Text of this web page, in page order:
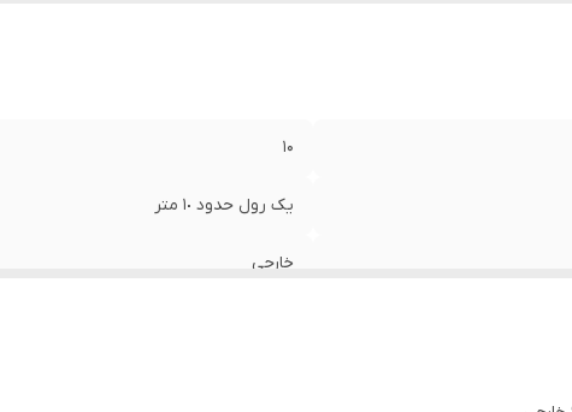
۱۰
یک رول حدود ١٠ متر
خارجی